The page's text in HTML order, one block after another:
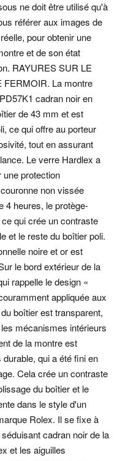
ne doit être utilisé qu'à
référer aux images de
pour obtenir une
et de son état
RAYURES SUR LE
FERMOIR. La montre
cadran noir en
de 43 mm et est
ce qui offre au porteur
tout en assurant
Le verre Hardlex a
une protection
non vissée
4 heures, le protège-
qui crée un contraste
et le reste du boîtier poli.
noire et or est
le bord extérieur de la
rappelle le design «
appliquée aux
boîtier est transparent,
mécanismes intérieurs
de la montre est
qui a été fini en
Cela crée un contraste
du boîtier et le
dans le style d'un
Rolex. Il se fixe à
cadran noir de la
et les aiguilles